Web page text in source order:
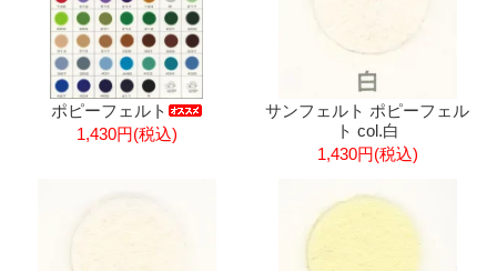
ポピーフェルト
1,430円(税込)
サンフェルト ポピーフェル
ト col.白
1,430円(税込)